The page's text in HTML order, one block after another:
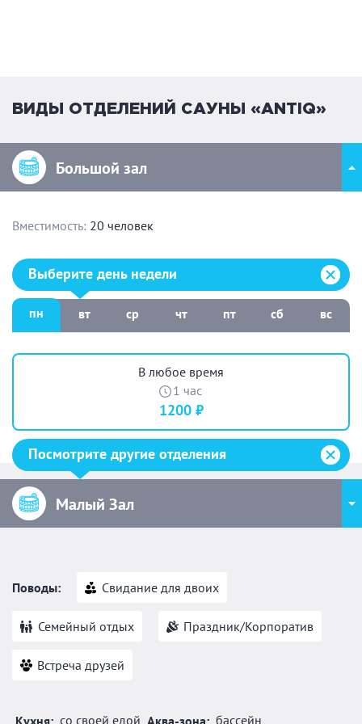
ВИДЫ ОТДЕЛЕНИЙ САУНЫ «ANTIQ»
Большой зал
Вместимость: 20 человек
Выберите день недели:
Выберите день недели
пн вт ср чт пт сб вс
В любое время
1 час
1200 ₽
Посмотрите другие отделения
Малый Зал
Поводы: Свидание для двоих
Семейный отдых Праздник/Корпоратив
Встреча друзей
Кухня: со своей едой Аква-зона: бассейн